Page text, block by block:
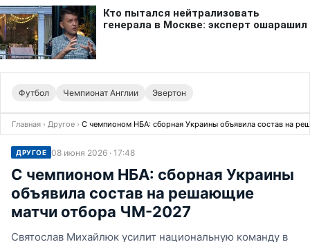
Футбол Чемпионат Англии Эвертон
Главная › Другое › С чемпионом НБА: сборная Украины объявила состав на
ДРУГОЕ 08 июня 2026 · 17:48
С чемпионом НБА: сборная Украины
объявила состав на решающие
матчи отбора ЧМ-2027
Святослав Михайлюк усилит национальную команду в